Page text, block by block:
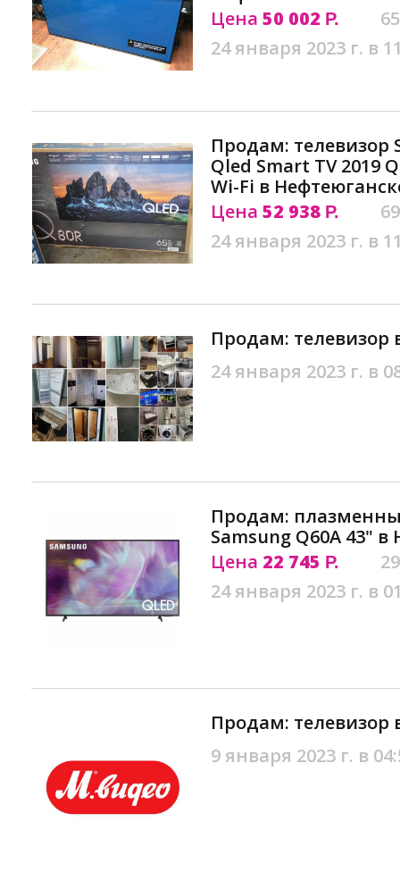
Цена 50 002 Р.
24 января 2023 г. в
Продам: телевизор
Qled Smart TV 2019
Wi-Fi в
Цена 52 938 Р.
24 января 2023 г. в
Продам: телевизор
24 января 2023 г. в
Продам:
Samsung Q60A 43"
Цена 22 745 Р.
24 января 2023 г. в
Продам: телевизор
9 января 2023 г. в